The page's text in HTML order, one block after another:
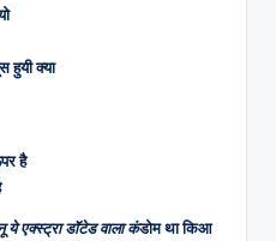
हुयी क्या
है
एक्स्ट्रा डॉटेड वाला कंडोम था किआ